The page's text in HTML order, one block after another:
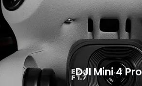
DJI Mini 4 Pro